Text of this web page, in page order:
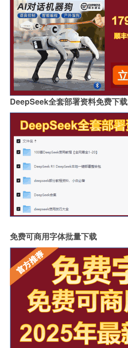
DeepSeek全套部署资料免费下载
免费可商用字体批量下载